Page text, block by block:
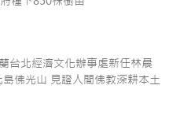
台北經濟文化辦事處新任林晨
佛光山 見證人間佛教深耕本土